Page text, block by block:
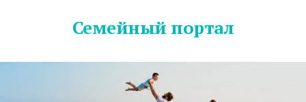
Семейный портал